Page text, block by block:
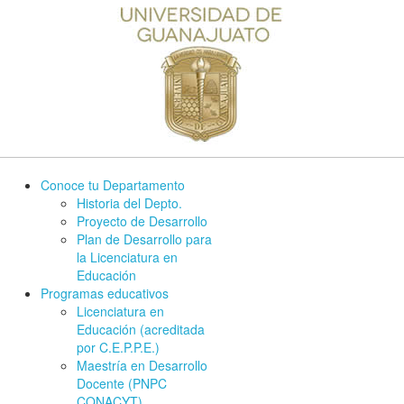
Conoce tu Departamento
Historia del Depto.
Proyecto de Desarrollo
Plan de Desarrollo para
la Licenciatura en
Educación
Programas educativos
Licenciatura en
Educación (acreditada
por C.E.P.P.E.)
Maestría en Desarrollo
Docente (PNPC